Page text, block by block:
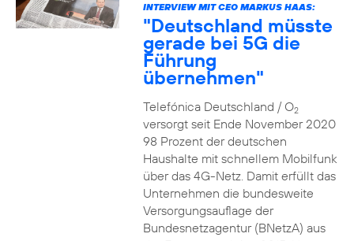
INTERVIEW MIT CEO MARKUS HAAS:
"Deutschland müsste
gerade bei 5G die
Führung
übernehmen"
Telefónica Deutschland / O2
versorgt seit Ende November 2020
98 Prozent der deutschen
Haushalte mit schnellem Mobilfunk
über das 4G-Netz. Damit erfüllt das
Unternehmen die bundesweite
Versorgungsauflage der
Bundesnetzagentur (BNetzA) aus